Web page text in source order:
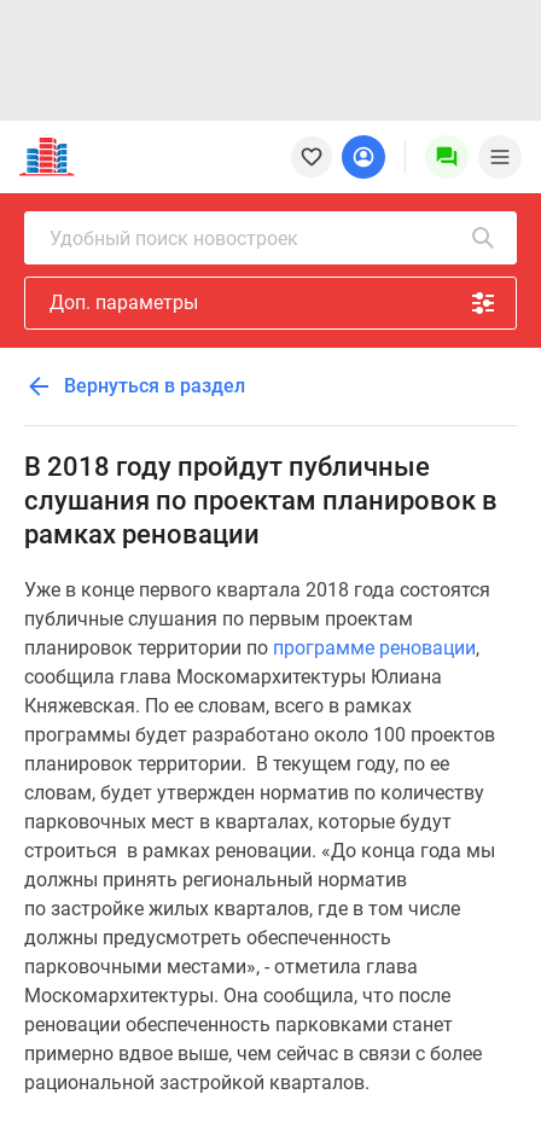
Новостройки
Квартиры
Ипотека
Новостройки
Москвы
Новостройки
Подмосковья
Новостройки
Москвы
Готовые
новостройки
Новостройки
карте
предложения
Коммерческие
помещения
Продавцы
застройщики
Панорамы
новостроек
Видеообзор
новостроек
Экспертиза
новостроек
Экология
Москвы
Подмосковья
Студии
Удобный поиск новостроек
Доп. параметры
Вернуться в раздел
В 2018 году пройдут публичные
слушания по проектам планировок в
рамках реновации
Уже в конце первого квартала 2018 года состоятся
публичные слушания по первым проектам
планировок территории по программе реновации,
сообщила глава Москомархитектуры Юлиана
Княжевская. По ее словам, всего в рамках
программы будет разработано около 100 проектов
планировок территории. В текущем году, по ее
словам, будет утвержден норматив по количеству
парковочных мест в кварталах, которые будут
строиться в рамках реновации. «До конца года мы
должны принять региональный норматив
по застройке жилых кварталов, где в том числе
должны предусмотреть обеспеченность
парковочными местами», - отметила глава
Москомархитектуры. Она сообщила, что после
реновации обеспеченность парковками станет
примерно вдвое выше, чем сейчас в связи с более
рациональной застройкой кварталов.